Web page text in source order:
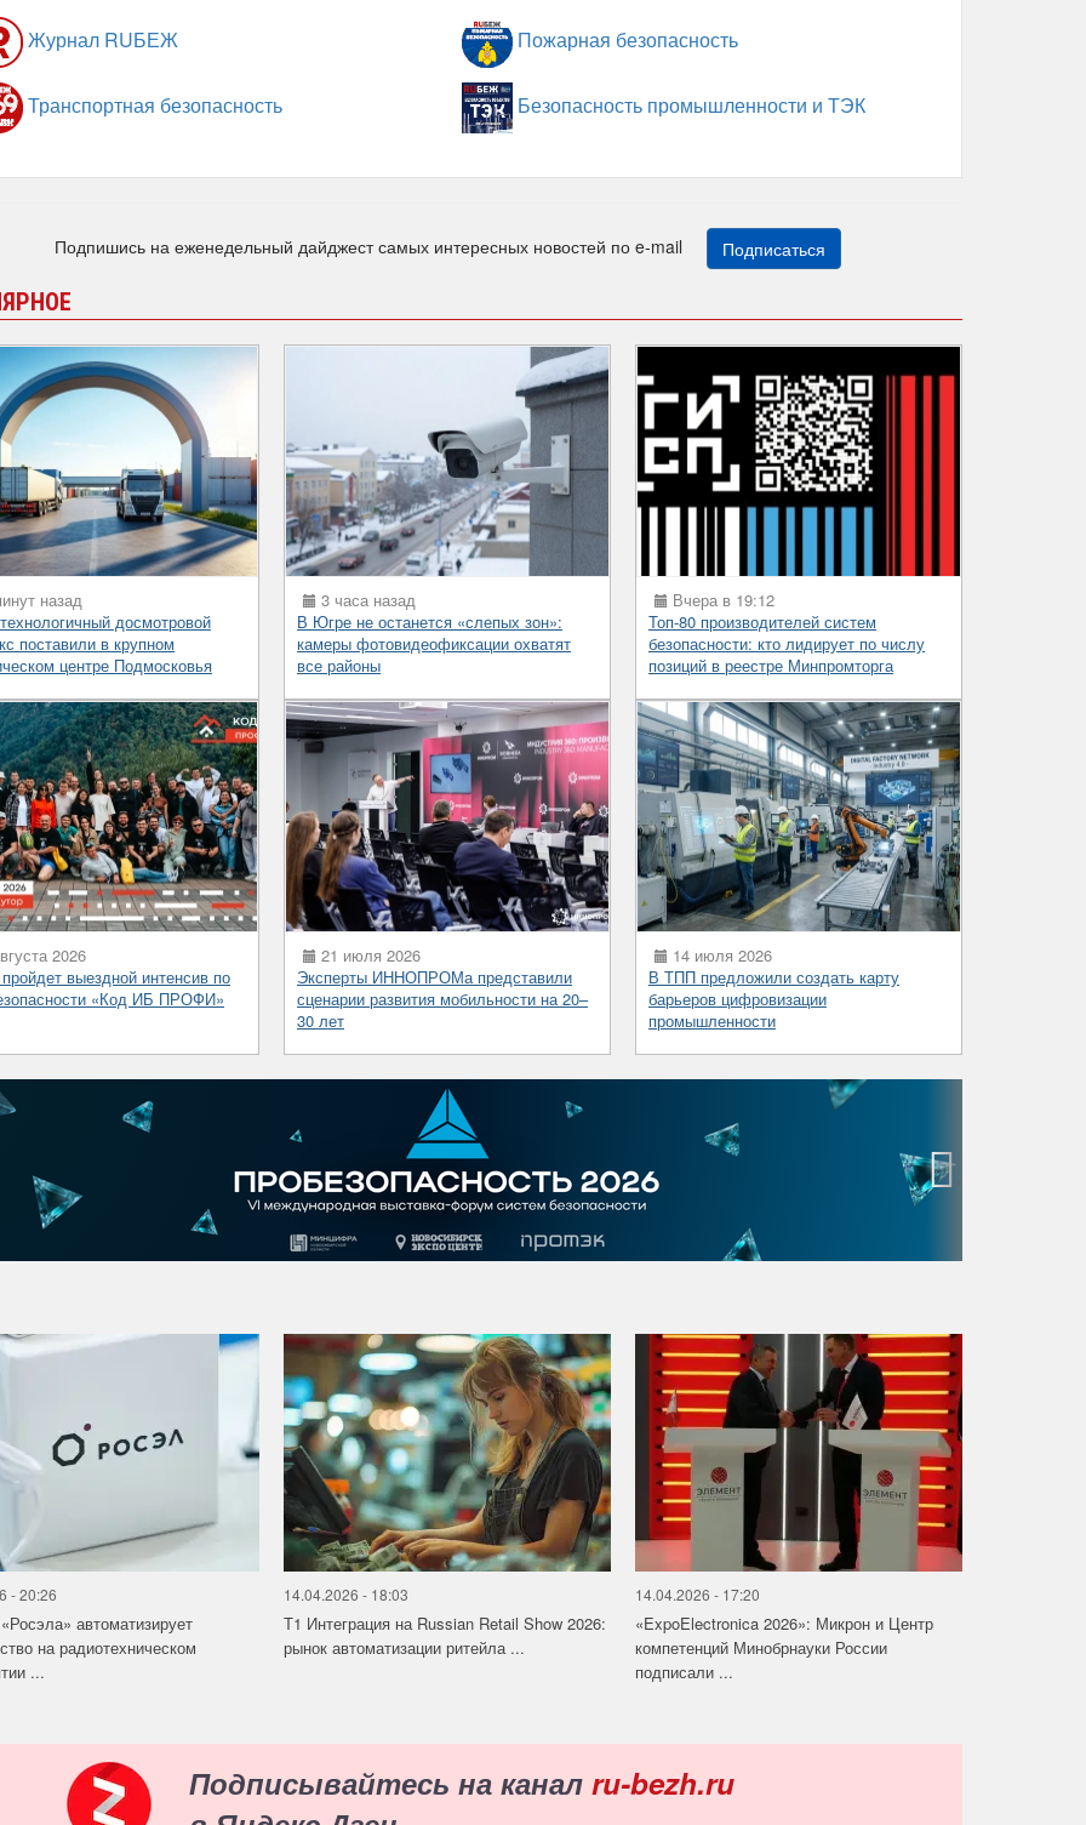
Журнал RUБЕЖ Пожарная безопасность
Транспортная безопасность Безопасность промышленности и ТЭК
Подпишись на еженедельный дайджест самых интересных новостей по e-mail Подписаться
назад
досмотровой
поставили в крупном
центре Подмосковья
3 часа назад
В Югре не останется «слепых зон»:
камеры фотовидеофиксации охватят
все районы
Вчера в 19:12
Топ-80 производителей систем
безопасности: кто лидирует по числу
позиций в реестре Минпромторга
2026
выездной интенсив по
«Код ИБ ПРОФИ»
21 июля 2026
Эксперты ИННОПРОМа представили
сценарии развития мобильности на 20–
30 лет
14 июля 2026
В ТПП предложили создать карту
барьеров цифровизации
промышленности
- 20:26
автоматизирует
на радиотехническом
...
14.04.2026 - 18:03
Т1 Интеграция на Russian Retail Show 2026:
рынок автоматизации ритейла ...
14.04.2026 - 17:20
«ExpoElectronica 2026»: Микрон и Центр
компетенций Минобрнауки России
подписали ...
Подписывайтесь на канал ru-bezh.ru